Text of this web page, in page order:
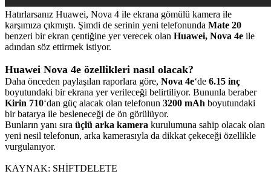
Hatırlarsanız Huawei, Nova 4 ile ekrana gömülü kamera ile
karşımıza çıkmıştı. Şimdi de serinin yeni telefonunda Mate 20
benzeri bir ekran çentiğine yer verecek olan Huawei, Nova 4e ile
adından söz ettirmek istiyor.
Huawei Nova 4e özellikleri nasıl olacak?
Daha önceden paylaşılan raporlara göre, Nova 4e‘de 6.15 inç
boyutundaki bir ekrana yer verileceği belirtiliyor. Bununla beraber
Kirin 710‘dan güç alacak olan telefonun 3200 mAh boyutundaki
bir batarya ile besleneceği de ön görülüyor.
Bunların yanı sıra üçlü arka kamera kurulumuna sahip olacak olan
yeni nesil telefonun, arka kamerasıyla da dikkat çekeceği özellikle
vurgulanıyor.
KAYNAK: SHİFTDELETE